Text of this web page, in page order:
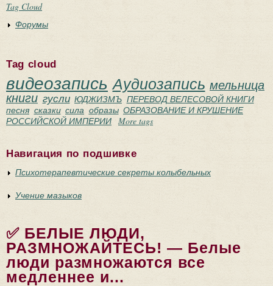
Tag Cloud
Форумы
Tag cloud
видеозапись Аудиозапись мельница
книги гусли ЮДЖИЗМЪ ПЕРЕВОД ВЕЛЕСОВОЙ КНИГИ
песня сказки сила образы ОБРАЗОВАНИЕ И КРУШЕНИЕ
РОССИЙСКОЙ ИМПЕРИИ
More tags
Навигация по подшивке
Психотерапевтические секреты колыбельных
Учение мазыков
✅ БЕЛЫЕ ЛЮДИ,
РАЗМНОЖАЙТЕСЬ! — Белые
люди размножаются все
медленнее и...